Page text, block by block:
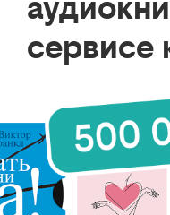
сервисе